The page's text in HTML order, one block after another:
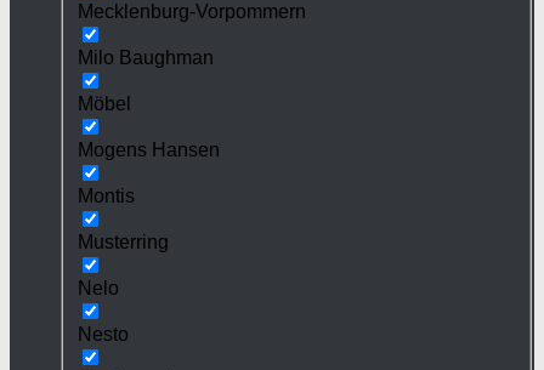
Mecklenburg-Vorpommern
Milo Baughman
Möbel
Mogens Hansen
Montis
Musterring
Nelo
Nesto